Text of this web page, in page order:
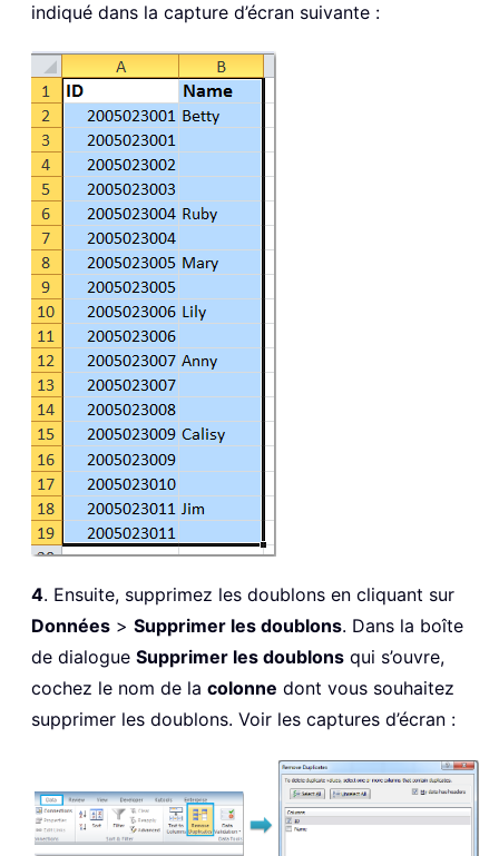
indiqué dans la capture d’écran suivante :
4. Ensuite, supprimez les doublons en cliquant sur
Données > Supprimer les doublons. Dans la boîte
de dialogue Supprimer les doublons qui s’ouvre,
cochez le nom de la colonne dont vous souhaitez
supprimer les doublons. Voir les captures d’écran :